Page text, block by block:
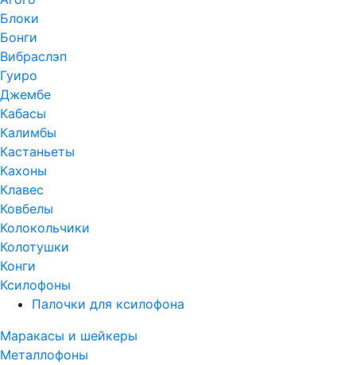
Блоки
Бонги
Вибраслэп
Гуиро
Джембе
Кабасы
Калимбы
Кастаньеты
Кахоны
Клавес
Ковбелы
Колокольчики
Колотушки
Конги
Ксилофоны
Палочки для ксилофона
Маракасы и шейкеры
Металлофоны